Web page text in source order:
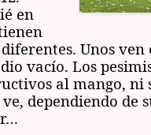
en
Unos
vacío. Los
al mango, ni
dependiendo de